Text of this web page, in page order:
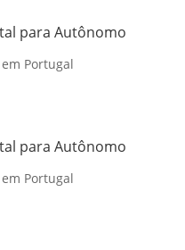
para Autônomo
Portugal
para Autônomo
Portugal